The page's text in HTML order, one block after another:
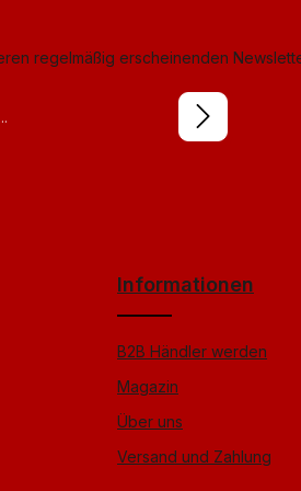
regelmäßig erscheinenden
Informationen
B2B Händler werden
Magazin
Über uns
Versand und Zahlung